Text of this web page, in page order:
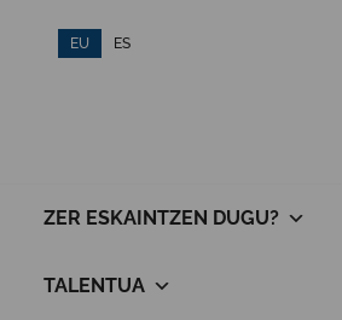
EU ES
ZER ESKAINTZEN DUGU?
TALENTUA